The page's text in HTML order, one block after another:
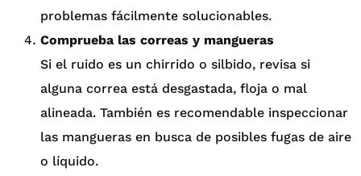
problemas fácilmente solucionables.
Comprueba las correas y mangueras
Si el ruido es un chirrido o silbido, revisa si
alguna correa está desgastada, floja o mal
alineada. También es recomendable inspeccionar
las mangueras en busca de posibles fugas de aire
o líquido.